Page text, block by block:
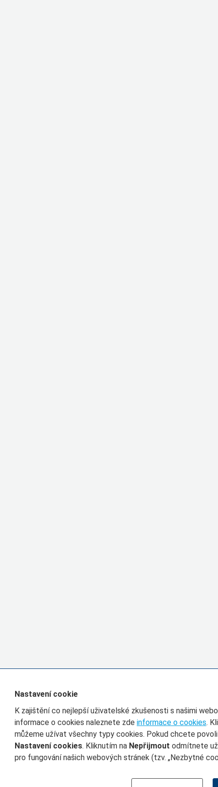
Nastavení cookie
K zajištění co nejlepší uživatelské zkušenosti s našimi
informace o cookies naleznete zde informace o cookies.
můžeme užívat všechny typy cookies. Pokud chcete
Nastavení cookies. Kliknutím na Nepřijmout odmítnete
pro fungování našich webových stránek (tzv. „Nezbytné